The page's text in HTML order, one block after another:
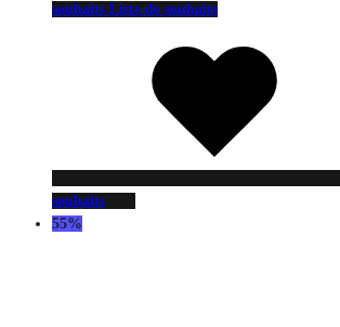
souhaits Liste de souhaits
souhaits
55%